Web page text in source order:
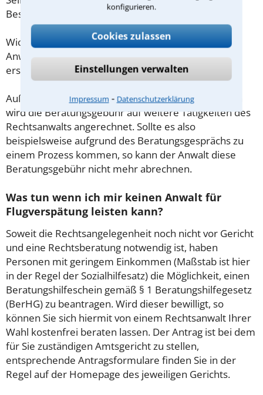
konfigurieren.
Cookies zulassen
Einstellungen verwalten
Impressum ⁃ Datenschutzerklärung
Beschränkung nicht.
Wichtig daher: Klären Sie die Kostenfrage mit Ihrem
Anwalt aus Bad Sobernheim schon zu Beginn der
ersten Beratung.
Außerdem gut zu wissen: Gemäß § 34 Absatz 2 RVG
wird die Beratungsgebühr auf weitere Tätigkeiten des
Rechtsanwalts angerechnet. Sollte es also
beispielsweise aufgrund des Beratungsgesprächs zu
einem Prozess kommen, so kann der Anwalt diese
Beratungsgebühr nicht mehr abrechnen.
Was tun wenn ich mir keinen Anwalt für
Flugverspätung leisten kann?
Soweit die Rechtsangelegenheit noch nicht vor Gericht
und eine Rechtsberatung notwendig ist, haben
Personen mit geringem Einkommen (Maßstab ist hier
in der Regel der Sozialhilfesatz) die Möglichkeit, einen
Beratungshilfeschein gemäß § 1 Beratungshilfegesetz
(BerHG) zu beantragen. Wird dieser bewilligt, so
können Sie sich hiermit von einem Rechtsanwalt Ihrer
Wahl kostenfrei beraten lassen. Der Antrag ist bei dem
für Sie zuständigen Amtsgericht zu stellen,
entsprechende Antragsformulare finden Sie in der
Regel auf der Homepage des jeweiligen Gerichts.